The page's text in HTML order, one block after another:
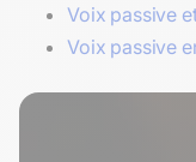
Voix passive
Voix passive